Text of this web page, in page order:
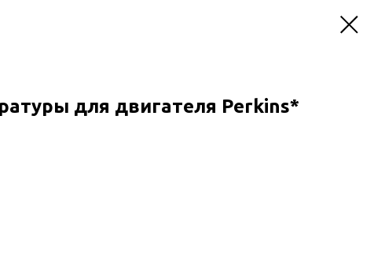
для двигателя Perkins*